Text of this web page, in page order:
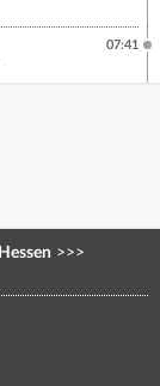
07:41
Hessen >>>